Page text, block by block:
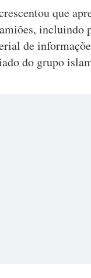
que
incluindo
de
do grupo